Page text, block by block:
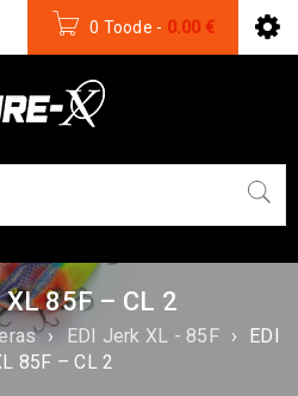
0 Toode - 0.00 €
XL 85F – CL 2
› EDI Jerk XL - 85F ›
EDI
85F – CL 2